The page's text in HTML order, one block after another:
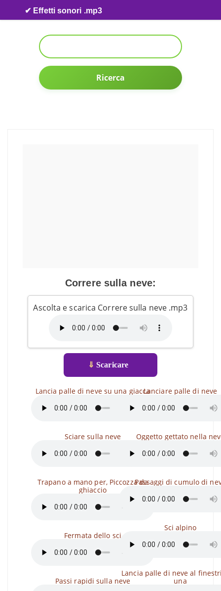
Skip to content
✔ Effetti sonori .mp3
Ricerca
Correre sulla neve:
Ascolta e scarica Correre sulla neve .mp3
⇓ Scaricare
Lancia palle di neve su una giacca
Sciare sulla neve
Trapano a mano per, Piccozza da
ghiaccio
Fermata dello sci
Passi rapidi sulla neve
Lanciare palle di neve
Oggetto gettato nella
Passaggi di cumulo di
Sci alpino
Lancia palle di neve al
una